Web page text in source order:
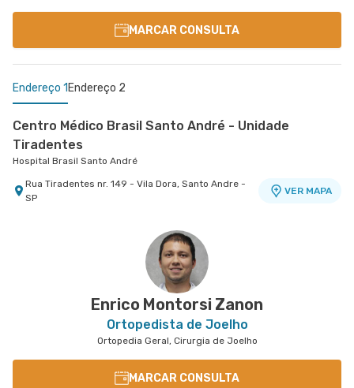
MARCAR CONSULTA
Endereço 1 Endereço 2
Centro Médico Brasil Santo André - Unidade
Tiradentes
Hospital Brasil Santo André
Rua Tiradentes nr. 149 - Vila Dora, Santo Andre -
SP
VER MAPA
Avenida Alfredo Maluf nr. 451 - Jardim Santo
Enrico Montorsi Zanon
Ortopedista de Joelho
Ortopedia Geral, Cirurgia de Joelho
MARCAR CONSULTA